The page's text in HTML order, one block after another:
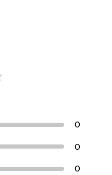
0
0
0